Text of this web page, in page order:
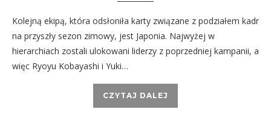
Kolejną ekipą, która odsłoniła karty związane z podziałem kadr
na przyszły sezon zimowy, jest Japonia. Najwyżej w
hierarchiach zostali ulokowani liderzy z poprzedniej kampanii, a
więc Ryoyu Kobayashi i Yuki…
CZYTAJ DALEJ